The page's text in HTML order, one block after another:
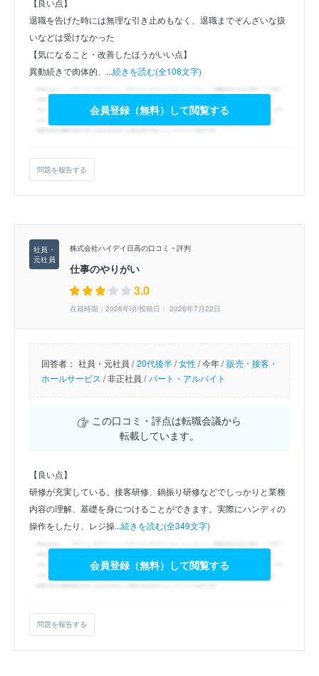
退職を告げた時には無理な引き止めもなく、退職までぞんざいな扱
いなどは受けなかった
【気になること・改善したほうがいい点】
異動続きで肉体的、...続きを読む(全108文字)
会員登録（無料）して閲覧する
問題を報告する
株式会社ハイデイ日高の口コミ・評判
仕事のやりがい
3.0
在籍時期：2026年頃/投稿日： 2026年7月22日
回答者： 社員・元社員 / 20代後半/女性/今年 / 販売・接客・
ホールサービス /非正社員 / パート・アルバイト
この口コミ・評点は転職会議から
転載しています。
【良い点】
研修が充実している。接客研修、鍋振り研修などでしっかりと業務
内容の理解、基礎を身につけることができます。実際にハンディの
操作をしたり、レジ操...続きを読む(全349文字)
会員登録（無料）して閲覧する
問題を報告する